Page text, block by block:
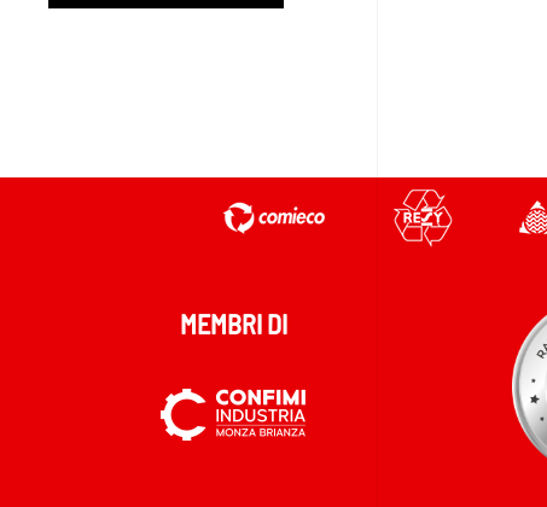
MEMBRI DI